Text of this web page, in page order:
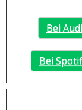
Bei
Bei